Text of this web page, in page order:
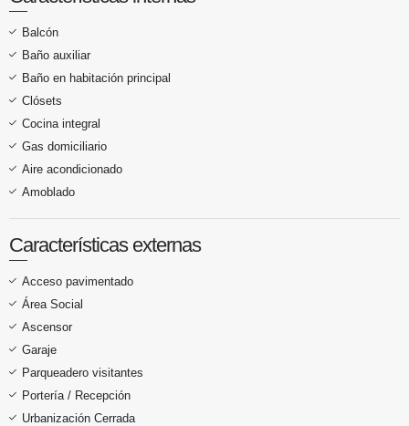
Balcón
Baño auxiliar
Baño en habitación principal
Clósets
Cocina integral
Gas domiciliario
Aire acondicionado
Amoblado
Características externas
Acceso pavimentado
Área Social
Ascensor
Garaje
Parqueadero visitantes
Portería / Recepción
Urbanización Cerrada